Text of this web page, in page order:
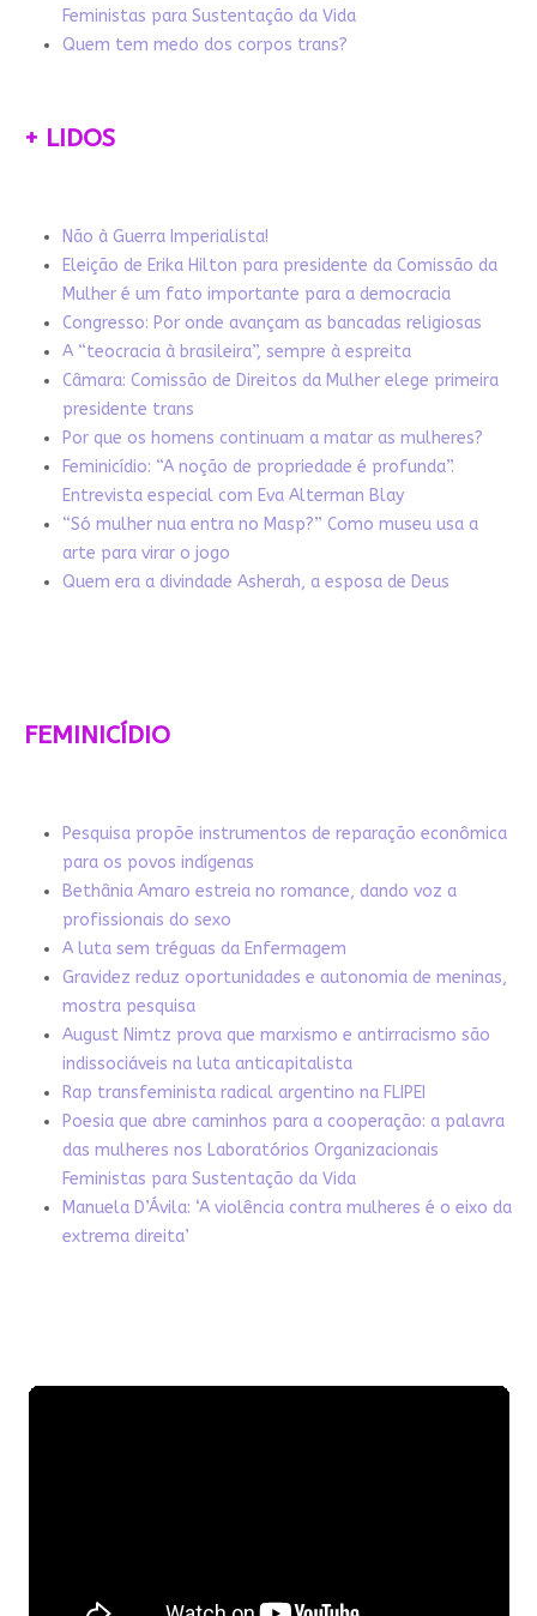
Feministas para Sustentação da Vida
Quem tem medo dos corpos trans?
+ LIDOS
Não à Guerra Imperialista!
Eleição de Erika Hilton para presidente da Comissão da
Mulher é um fato importante para a democracia
Congresso: Por onde avançam as bancadas religiosas
A “teocracia à brasileira”, sempre à espreita
Câmara: Comissão de Direitos da Mulher elege primeira
presidente trans
Por que os homens continuam a matar as mulheres?
Feminicídio: “A noção de propriedade é profunda”.
Entrevista especial com Eva Alterman Blay
“Só mulher nua entra no Masp?” Como museu usa a
arte para virar o jogo
Quem era a divindade Asherah, a esposa de Deus
FEMINICÍDIO
Pesquisa propõe instrumentos de reparação econômica
para os povos indígenas
Bethânia Amaro estreia no romance, dando voz a
profissionais do sexo
A luta sem tréguas da Enfermagem
Gravidez reduz oportunidades e autonomia de meninas,
mostra pesquisa
August Nimtz prova que marxismo e antirracismo são
indissociáveis na luta anticapitalista
Rap transfeminista radical argentino na FLIPEI
Poesia que abre caminhos para a cooperação: a palavra
das mulheres nos Laboratórios Organizacionais
Feministas para Sustentação da Vida
Manuela D’Ávila: ‘A violência contra mulheres é o eixo da
extrema direita’